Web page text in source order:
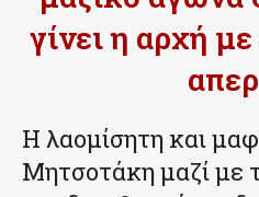
γίνει η αρχή
Η λαομίσητη και
Μητσοτάκη μαζί με